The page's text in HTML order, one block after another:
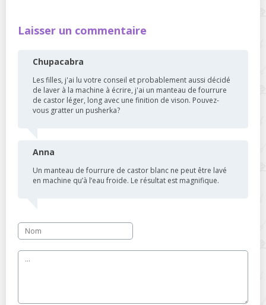
Laisser un commentaire
Chupacabra
Les filles, j'ai lu votre conseil et probablement aussi décidé
de laver à la machine à écrire, j'ai un manteau de fourrure
de castor léger, long avec une finition de vison. Pouvez-
vous gratter un pusherka?
Anna
Un manteau de fourrure de castor blanc ne peut être lavé
en machine qu’à l’eau froide. Le résultat est magnifique.